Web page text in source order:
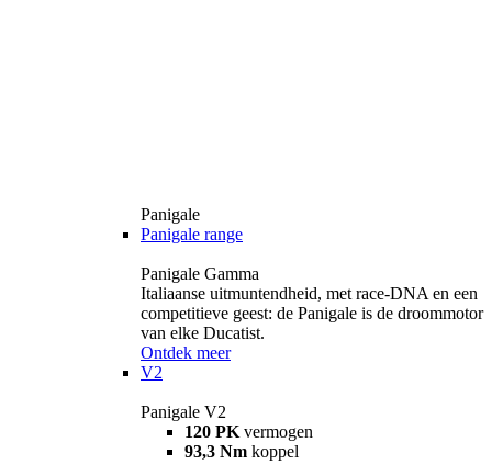
Panigale
Panigale range
Panigale Gamma
Italiaanse uitmuntendheid, met race-DNA en een
competitieve geest: de Panigale is de droommotor
van elke Ducatist.
Ontdek meer
V2
Panigale V2
120 PK vermogen
93,3 Nm koppel